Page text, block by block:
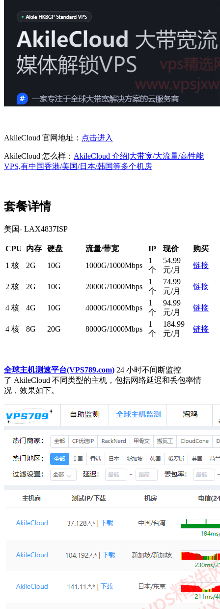
AkileCloud 官网地址： 点击进入
AkileCloud 怎么样： AkileCloud 介绍|大带宽/大流量/高性能
VPS,有中国香港/美国/日本/韩国等多个机房
套餐详情
美国- LAX4837ISP
CPU 内存 硬盘 流量/带宽 IP 现价
购买
1 核
2G 10G 1000G/1000Mbps
1
个
54.99
元/月
链接
2 核 2G 10G 2000G/1000Mbps
1
个
74.99
元/月
链接
4 核 4G 10G 4000G/1000Mbps
1
个
94.99
元/月
链接
4 核 8G 20G 8000G/1000Mbps
1
个
184.99
元/月
链接
全球主机测速平台(VPS789.com) 24 小时不间断监控
了 AkileCloud 不同类型的主机，包括网络延迟和丢包率情
况，效果如下。